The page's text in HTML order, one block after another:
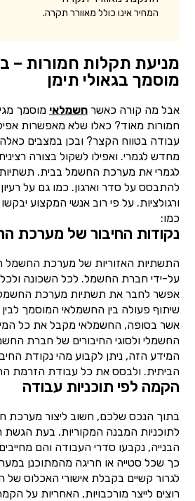
המחיר אינו כולל מאוורר תקרה.
מניעת תקלות חמורות –
מוסמך בגאולי תימן
אבל מה קורה כאשרחשמלאי מוסמך
חמורות מאוד? כאלו שלא מאפשרות
עבודה בטווח הקצר? ובכן במצבים
מחדש לגמרי. ואפילו לשקול בצורה
לגמרי את מערכת החשמל בבית.
להתבסס על סדר וארגון. כמו גם על רעיון
ורגולציות. על פי רוב אנשי המקצוע
כמו:
נקודות החיבור של מערכת
התשתיות האזוריות של מערכת החשמל
על-ידי חברת החשמל. לכל השכונה
אפשר לחבר את תשתיות מערכת
שיתוף פעולה בין החשמלאי המוסמך
אשר בסופה, החשמלאי מקבל את כל
החשמלי ולסוגי החיבורים של חברת
המידע הזה, ניתן לקבוע מהי נקודת
הביתית. ולבסס את כל עבודת הזרמת
הקמה לפי תוכניות עבודה
בתוך הנכס שלכם, חשוב ליצור מערכת
לתוכניות המבנה המקוריות. בעת הגשת
הבנייה, נקבעו סדרי העבודה והם
כך שכל סטייה או חריגה מהמתוכנן
לגרור קשיים בקבלת אישורי האכלוס
רוצים לייצר מורכבויות, האחריות על